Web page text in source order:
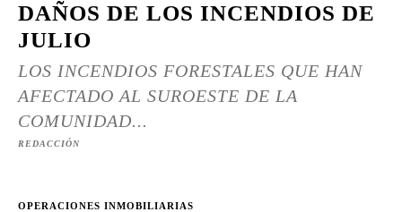
DAÑOS DE LOS INCENDIOS DE
JULIO
LOS INCENDIOS FORESTALES QUE HAN
AFECTADO AL SUROESTE DE LA
COMUNIDAD...
REDACCIÓN
OPERACIONES INMOBILIARIAS